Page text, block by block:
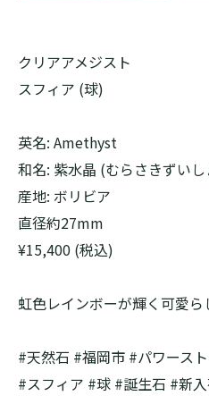
クリアアメジスト
スフィア (球)
英名: Amethyst
和名: 紫水晶 (むらさきずい
産地: ボリビア
直径約27mm
¥15,400 (税込)
虹色レインボーが輝く可愛ら
#天然石 #福岡市 #パワース
#スフィア #球 #誕生石 #新